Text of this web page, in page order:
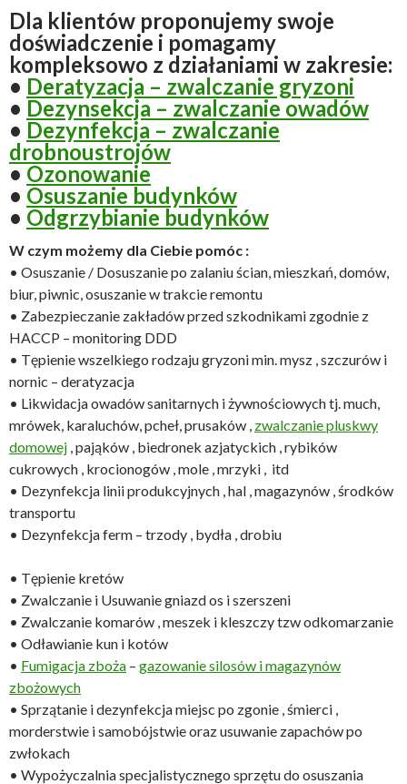
Dla klientów proponujemy swoje
doświadczenie i pomagamy
kompleksowo z działaniami w zakresie:
• Deratyzacja – zwalczanie gryzoni
• Dezynsekcja – zwalczanie owadów
• Dezynfekcja – zwalczanie
drobnoustrojów
• Ozonowanie
• Osuszanie budynków
• Odgrzybianie budynków
W czym możemy dla Ciebie pomóc :
• Osuszanie / Dosuszanie po zalaniu ścian, mieszkań, domów,
biur, piwnic, osuszanie w trakcie remontu
• Zabezpieczanie zakładów przed szkodnikami zgodnie z
HACCP – monitoring DDD
• Tępienie wszelkiego rodzaju gryzoni min. mysz , szczurów i
nornic – deratyzacja
• Likwidacja owadów sanitarnych i żywnościowych tj. much,
mrówek, karaluchów, pcheł, prusaków , zwalczanie pluskwy
domowej , pająków , biedronek azjatyckich , rybików
cukrowych , krocionogów , mole , mrzyki , itd
• Dezynfekcja linii produkcyjnych , hal , magazynów , środków
transportu
• Dezynfekcja ferm – trzody , bydła , drobiu
• Tępienie kretów
• Zwalczanie i Usuwanie gniazd os i szerszeni
• Zwalczanie komarów , meszek i kleszczy tzw odkomarzanie
• Odławianie kun i kotów
• Fumigacja zboża – gazowanie silosów i magazynów
zbożowych
• Sprzątanie i dezynfekcja miejsc po zgonie , śmierci ,
morderstwie i samobójstwie oraz usuwanie zapachów po
zwłokach
• Wypożyczalnia specjalistycznego sprzętu do osuszania